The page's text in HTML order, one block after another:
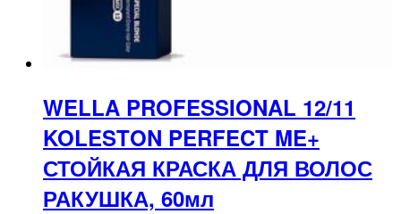
WELLA PROFESSIONAL 12/11
KOLESTON PERFECT ME+
СТОЙКАЯ КРАСКА ДЛЯ ВОЛОС
РАКУШКА, 60мл